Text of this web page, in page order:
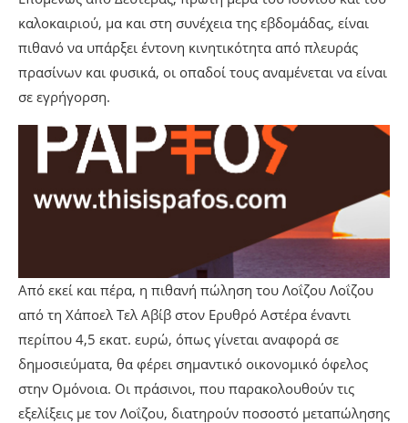
καλοκαιριού, μα και στη συνέχεια της εβδομάδας, είναι
πιθανό να υπάρξει έντονη κινητικότητα από πλευράς
πρασίνων και φυσικά, οι οπαδοί τους αναμένεται να είναι
σε εγρήγορση.
Από εκεί και πέρα, η πιθανή πώληση του Λοΐζου Λοΐζου
από τη Χάποελ Τελ Αβίβ στον Ερυθρό Αστέρα έναντι
περίπου 4,5 εκατ. ευρώ, όπως γίνεται αναφορά σε
δημοσιεύματα, θα φέρει σημαντικό οικονομικό όφελος
στην Ομόνοια. Οι πράσινοι, που παρακολουθούν τις
εξελίξεις με τον Λοΐζου, διατηρούν ποσοστό μεταπώλησης